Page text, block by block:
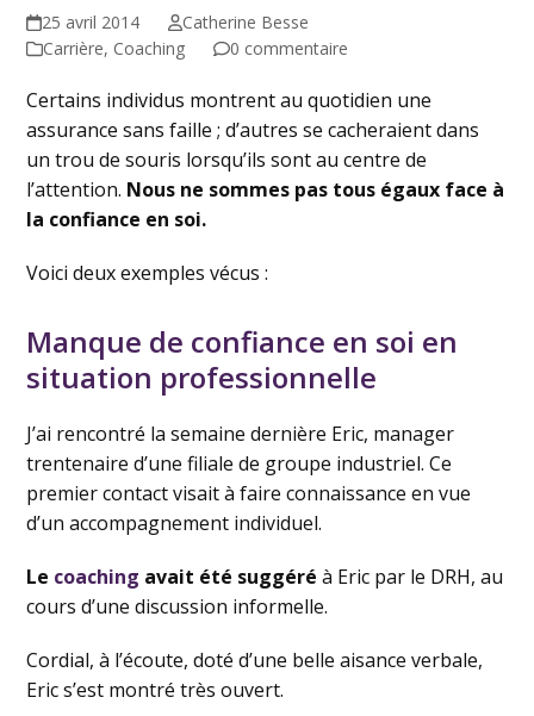
25 avril 2014
Catherine Besse
Carrière, Coaching 0 commentaire
Certains individus montrent au quotidien une
assurance sans faille ; d’autres se cacheraient dans
un trou de souris lorsqu’ils sont au centre de
l’attention. Nous ne sommes pas tous égaux face à
la confiance en soi.
Voici deux exemples vécus :
Manque de confiance en soi en
situation professionnelle
J’ai rencontré la semaine dernière Eric, manager
trentenaire d’une filiale de groupe industriel. Ce
premier contact visait à faire connaissance en vue
d’un accompagnement individuel.
Le coaching avait été suggéré à Eric par le DRH, au
cours d’une discussion informelle.
Cordial, à l’écoute, doté d’une belle aisance verbale,
Eric s’est montré très ouvert.